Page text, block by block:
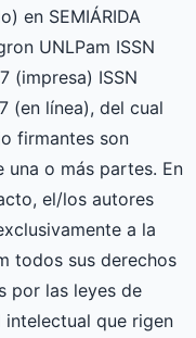
en SEMIÁRIDA
UNLPam ISSN
(impresa) ISSN
(en línea), del cual
firmantes son
una o más partes. En
el/los autores
a la
todos sus derechos
por las leyes de
intelectual que rigen